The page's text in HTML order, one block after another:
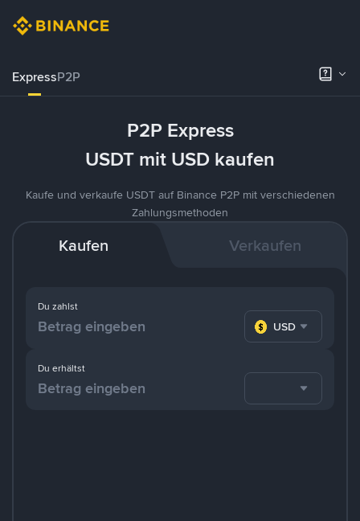
ExpressP2P
P2P Express
USDT mit USD kaufen
Kaufe und verkaufe USDT auf Binance P2P mit verschiedenen
Zahlungsmethoden
Kaufen Verkaufen
Du zahlst
USD
Du erhältst